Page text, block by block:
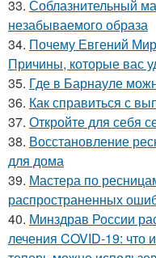
33. Соблазнительный
незабываемого образа
34. Почему Евгений
Причины, которые вас
35. Где в Барнауле
36. Как справиться с
37. Откройте для себя
38. Восстановление
для дома
39. Мастера по
распространенных
40. Минздрав России
лечения COVID-19: что